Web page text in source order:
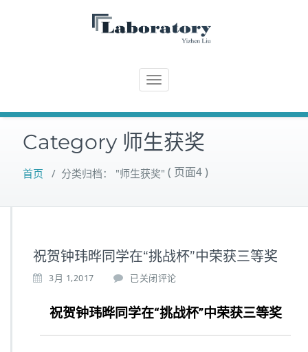
T
g
g
l
e
g
Category 师生获奖
首页 / 分类归档： "师生获奖" ( 页面4 )
祝贺钟玮晔同学在“挑战杯”中荣获三等奖
3月 1,2017 已关闭评论
祝贺钟玮晔同学在“挑战杯”中荣获三等奖